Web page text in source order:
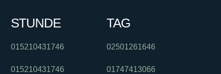
STUNDE
015210431746
015210431746
TAG
02501261646
01747413066